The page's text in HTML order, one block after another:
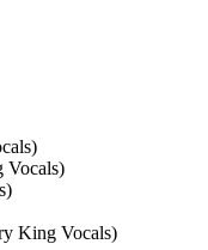
Vocals)
King Vocals)